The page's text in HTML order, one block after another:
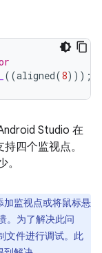
((aligned(8)));
Studio 在
四个监视点。
加监视点或将鼠标悬
。为了解决此问
文件进行调试。此